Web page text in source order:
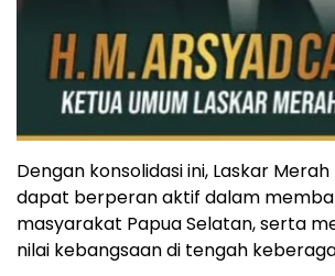
Dengan konsolidasi ini, Laskar
dapat berperan aktif dalam
masyarakat Papua Selatan, serta
nilai kebangsaan di tengah